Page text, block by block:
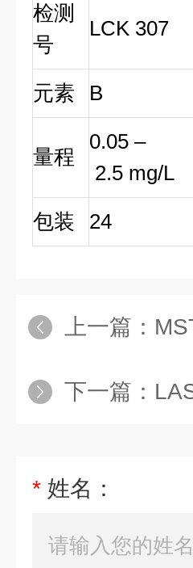
检测
号
LCK 307
元素 B
量程
0.05 –
2.5 mg/L
包装
24
上一篇：
下一篇：
* 姓名：